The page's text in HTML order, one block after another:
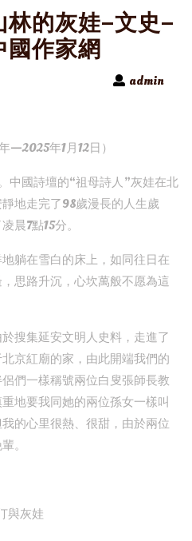
的灰娃–文史–
國作家網
admin
—2025年1月12日）
中國詩壇的“祖母詩人”灰娃在北
地走完了98歲漫長的人生歲
晨7點15分。
躺在雪白的床上，如同往日在
思路升沉，心坎萬般不愿為這
搜集延安文明人史料，走進了
京紅廟的家，由此開端我們的
侶們一樣稱號兩位白叟張師長教
地要我同她的兩位孫女一樣叫
的心里很熱、很甜，由於兩位
。
與灰娃